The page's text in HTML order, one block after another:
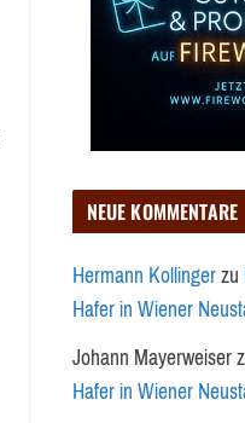
NEUE KOMMENTARE
Hermann Kollingerzu
Hafer in Wiener
Johann Mayerweiser
Hafer in Wiener